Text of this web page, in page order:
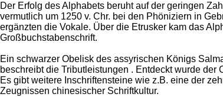
Der Erfolg des Alphabets beruht auf der geringen
vermutlich um 1250 v. Chr. bei den Phöniziern in
ergänzten die Vokale. Über die Etrusker kam das
Großbuchstabenschrift.
Ein schwarzer Obelisk des assyrischen Königs
beschreibt die Tributleistungen . Entdeckt wurde der
Es gibt weitere Inschriftensteine wie z.B. eine der
Zeugnissen chinesischer Schriftkultur.